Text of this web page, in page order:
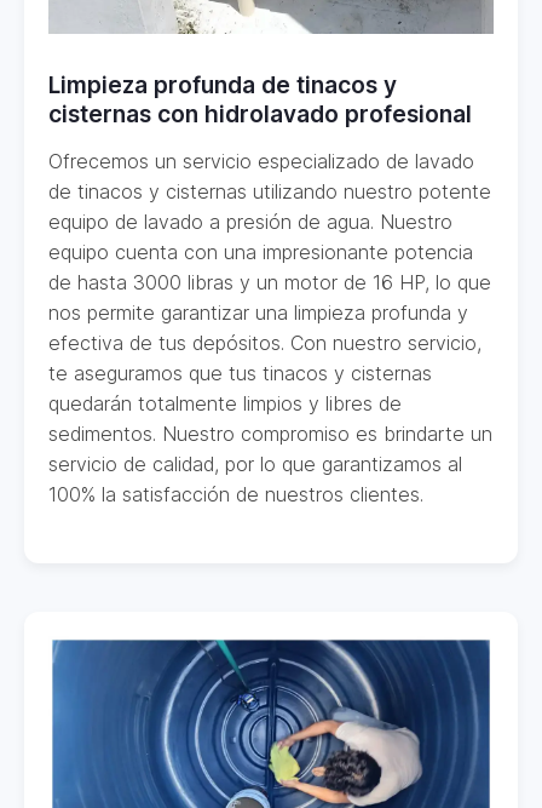
Limpieza profunda de tinacos y
cisternas con hidrolavado profesional
Ofrecemos un servicio especializado de lavado
de tinacos y cisternas utilizando nuestro potente
equipo de lavado a presión de agua. Nuestro
equipo cuenta con una impresionante potencia
de hasta 3000 libras y un motor de 16 HP, lo que
nos permite garantizar una limpieza profunda y
efectiva de tus depósitos. Con nuestro servicio,
te aseguramos que tus tinacos y cisternas
quedarán totalmente limpios y libres de
sedimentos. Nuestro compromiso es brindarte un
servicio de calidad, por lo que garantizamos al
100% la satisfacción de nuestros clientes.